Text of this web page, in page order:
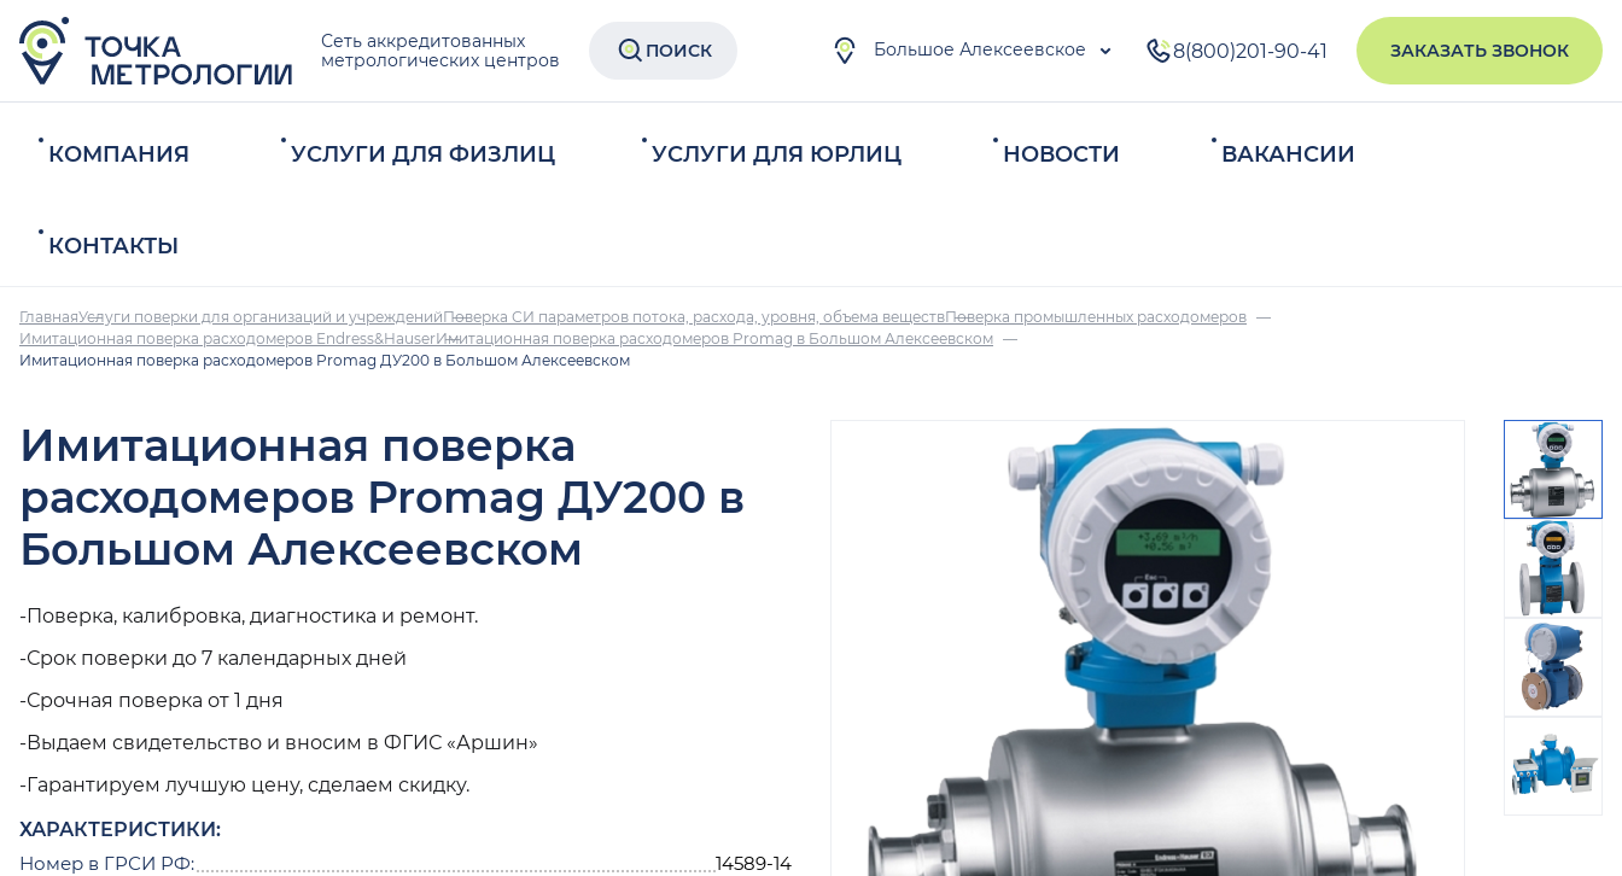
Сеть аккредитованных
метрологических центров
ПОИСК Большое Алексеевское 8(800)201-90-41 ЗАКАЗАТЬ ЗВОНОК
КОМПАНИЯ УСЛУГИ ДЛЯ ФИЗЛИЦ УСЛУГИ ДЛЯ ЮРЛИЦ НОВОСТИ ВАКАНСИИ
КОНТАКТЫ
ГлавнаяУслуги поверки для организаций и учрежденийПоверка СИ параметров потока, расхода, уровня, объема веществПоверка промышленных расходомеров
Имитационная поверка расходомеров Endress&HauserИмитационная поверка расходомеров Promag в Большом Алексеевском
Имитационная поверка расходомеров Promag ДУ200 в Большом Алексеевском
Имитационная поверка
расходомеров Promag ДУ200 в
Большом Алексеевском
-Поверка, калибровка, диагностика и ремонт.
-Срок поверки до 7 календарных дней
-Срочная поверка от 1 дня
-Выдаем свидетельство и вносим в ФГИС «Аршин»
-Гарантируем лучшую цену, сделаем скидку.
ХАРАКТЕРИСТИКИ:
Номер в ГРСИ РФ:
14589-14